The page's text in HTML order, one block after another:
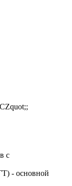
с
- основной